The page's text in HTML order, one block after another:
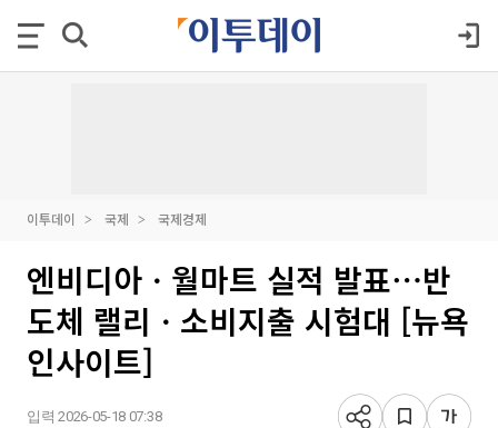
이투데이 국제 국제경제
엔비디아ㆍ월마트 실적 발표⋯반
도체 랠리ㆍ소비지출 시험대 [뉴욕
인사이트]
입력 2026-05-18 07:38